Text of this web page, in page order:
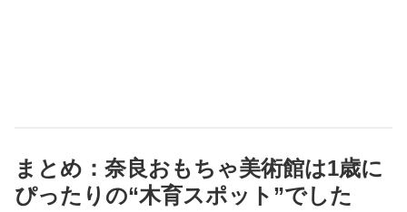
まとめ：奈良おもちゃ美術館は1歳に
ぴったりの“木育スポット”でした